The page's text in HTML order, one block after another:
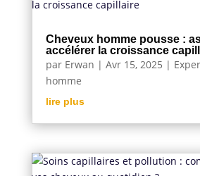
Cheveux homme pousse :
accélérer la croissance
par Erwan | Avr 15, 2025 |
homme
lire plus